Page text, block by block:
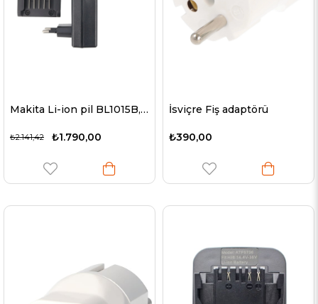
Makita Li-ion pil BL1015B, BL1020B, BL1040B, BL1041B Makita, BL1021B, BL1041B için uygun şarj cihazı
₺1.790,00
₺2.141,42
İsviçre Fiş adaptörü
₺390,00